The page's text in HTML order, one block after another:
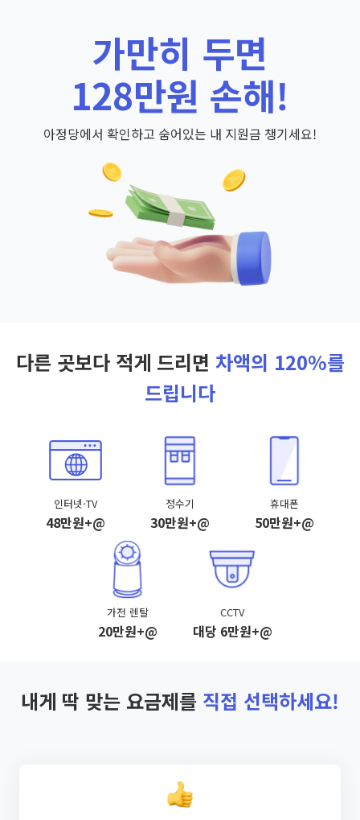
가만히 두면
128만원 손해!
아정당에서 확인하고 숨어있는 내 지원금 챙기세요!
다른 곳보다 적게 드리면 차액의 120%를
드립니다
인터넷·TV
48만원+@
정수기
30만원+@
휴대폰
50만원+@
가전 렌탈
20만원+@
CCTV
대당 6만원+@
내게 딱 맞는 요금제를 직접 선택하세요!